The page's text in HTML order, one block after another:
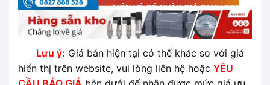
LIÊN HỆ ĐỂ NHẬN GIÁ CẠNH TRANH
NHẤT THỊ TRƯỜNG
Lưu ý: Giá bán hiện tại có thể khác so với giá
hiển thị trên website, vui lòng liên hệ hoặc YÊU